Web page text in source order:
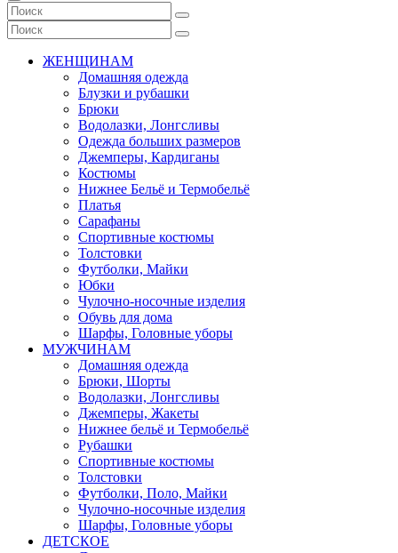
ЖЕНЩИНАМ
Домашняя одежда
Блузки и рубашки
Брюки
Водолазки, Лонгсливы
Одежда больших размеров
Джемперы, Кардиганы
Костюмы
Нижнее Бельё и Термобельё
Платья
Сарафаны
Спортивные костюмы
Толстовки
Футболки, Майки
Юбки
Чулочно-носочные изделия
Обувь для дома
Шарфы, Головные уборы
МУЖЧИНАМ
Домашняя одежда
Брюки, Шорты
Водолазки, Лонгсливы
Джемперы, Жакеты
Нижнее бельё и Термобельё
Рубашки
Спортивные костюмы
Толстовки
Футболки, Поло, Майки
Чулочно-носочные изделия
Шарфы, Головные уборы
ДЕТСКОЕ